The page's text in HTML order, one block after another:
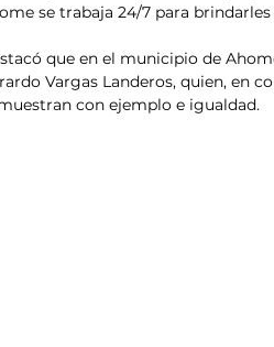
se trabaja 24/7 para
que en el municipio de
Vargas Landeros, quien, en
con ejemplo e igualdad.